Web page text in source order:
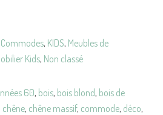
Commodes, KIDS, Meubles de
Kids, Non classé
60, bois, bois blond, bois de
chêne, chêne massif, commode, déco,